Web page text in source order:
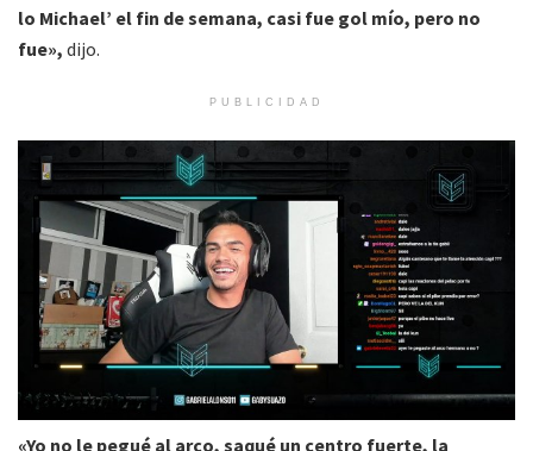
lo Michael’ el fin de semana, casi fue gol mío, pero no
fue», dijo.
PUBLICIDAD
«Yo no le pegué al arco, saqué un centro fuerte, la